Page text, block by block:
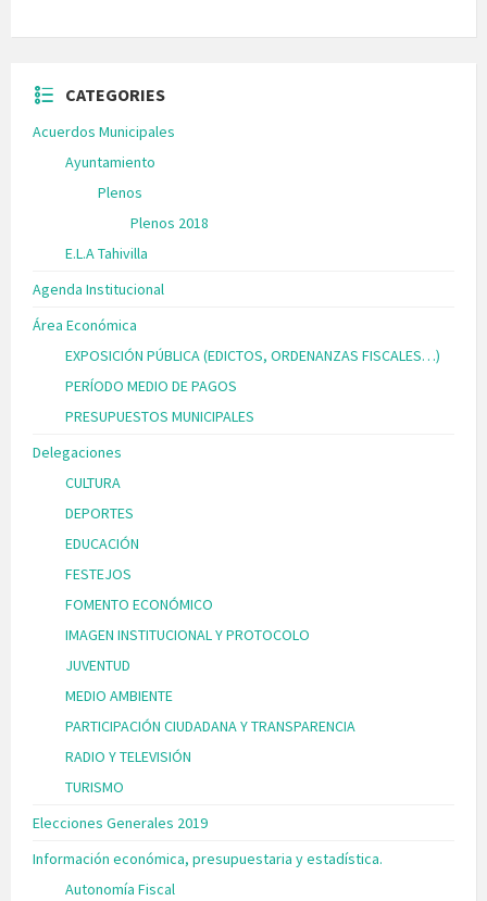
CATEGORIES
Acuerdos Municipales
Ayuntamiento
Plenos
Plenos 2018
E.L.A Tahivilla
Agenda Institucional
Área Económica
EXPOSICIÓN PÚBLICA (EDICTOS, ORDENANZAS FISCALES…)
PERÍODO MEDIO DE PAGOS
PRESUPUESTOS MUNICIPALES
Delegaciones
CULTURA
DEPORTES
EDUCACIÓN
FESTEJOS
FOMENTO ECONÓMICO
IMAGEN INSTITUCIONAL Y PROTOCOLO
JUVENTUD
MEDIO AMBIENTE
PARTICIPACIÓN CIUDADANA Y TRANSPARENCIA
RADIO Y TELEVISIÓN
TURISMO
Elecciones Generales 2019
Información económica, presupuestaria y estadística.
Autonomía Fiscal